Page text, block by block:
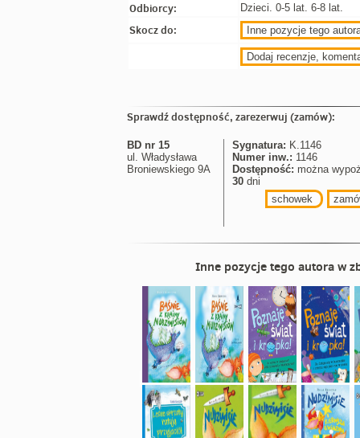
Odbiorcy: Dzieci. 0-5 lat. 6-8 lat.
Skocz do: Inne pozycje tego
Dodaj recenzje,
Sprawdź dostępność, zarezerwuj (zamów):
BD nr 15
ul. Władysława
Broniewskiego 9A
Sygnatura: K.1146
Numer inw.: 1146
Dostępność: można
30 dni
schowek
Inne pozycje tego autora w